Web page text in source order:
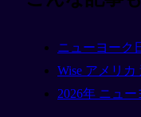
ニューヨーク
Wise アメリ
2026年 ニュ